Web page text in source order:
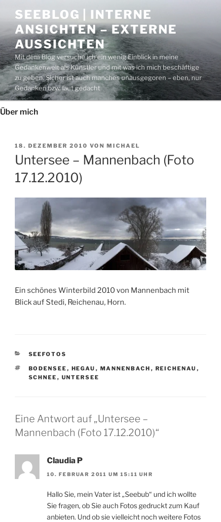
Inhalt
springen
SEEBLOG | INTERNE
ANSICHTEN – EXTERNE
AUSSICHTEN
Mit dem Blog versuche ich ein wenig Einblick in meine
Gedankenwelt als Künstler und mit was ich mich beschäftige
zu geben. Sicher ist auch manches unausgegoren – eben, nur
Gedanken bzw. laut gedacht
Über mich
VERÖFFENTLICHT
AM
18. DEZEMBER 2010 VON MICHAEL
Untersee – Mannenbach (Foto
17.12.2010)
Ein schönes Winterbild 2010 von Mannenbach mit
Blick auf Stedi, Reichenau, Horn.
KATEGORIEN
SEEFOTOS
SCHLAGWÖRTER
BODENSEE , HEGAU , MANNENBACH , REICHENAU ,
SCHNEE , UNTERSEE
Eine Antwort auf „Untersee –
Mannenbach (Foto 17.12.2010)“
Claudia P
10. FEBRUAR 2011 UM 15:11 UHR
Hallo Sie, mein Vater ist „Seebub“ und ich wollte
Sie fragen, ob Sie auch Fotos gedruckt zum Kauf
anbieten. Und ob sie vielleicht noch weitere Fotos